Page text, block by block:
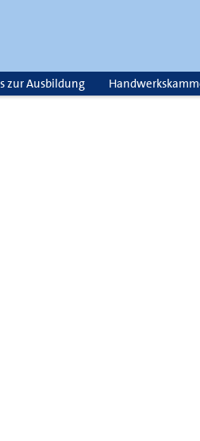
zur Ausbildung